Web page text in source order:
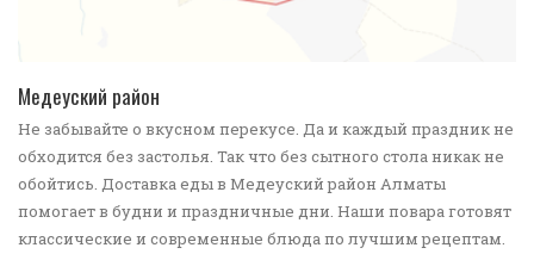
Медеуский район
Не забывайте о вкусном перекусе. Да и каждый праздник не
обходится без застолья. Так что без сытного стола никак не
обойтись. Доставка еды в Медеуский район Алматы
помогает в будни и праздничные дни. Наши повара готовят
классические и современные блюда по лучшим рецептам.